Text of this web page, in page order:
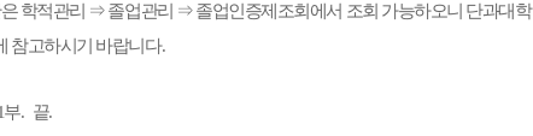
학적관리 ⇒ 졸업관리 ⇒ 졸업인증제조회에서 조회 가능하오니 단과대학
고하시기 바랍니다.
부. 끝.